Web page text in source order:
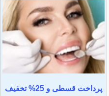
پرداخت قسطی و 25% تخفیف